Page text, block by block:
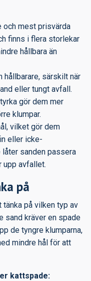
och mest prisvärda
finns i flera storlekar
hållbara än
hållbarare, särskilt när
eller tungt avfall.
gör dem mer
klumpar.
vilket gör dem
eller icke-
sanden passera
upp avfallet.
på
på vilken typ av
sand kräver en spade
de tyngre klumparna,
mindre hål för att
kattspade: